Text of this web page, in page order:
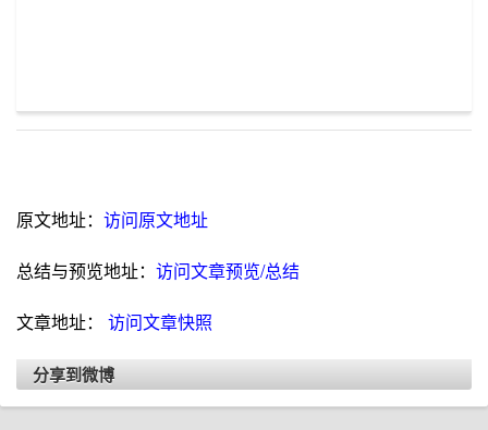
原文地址： 访问原文地址
总结与预览地址： 访问文章预览/总结
文章地址： 访问文章快照
分享到微博